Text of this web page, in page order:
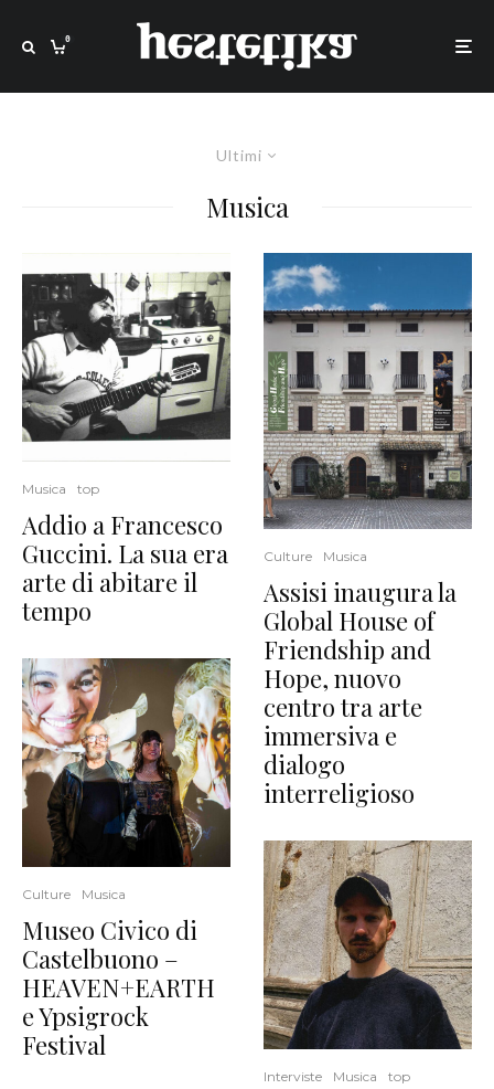
0
Ultimi
Musica
Musica top
Addio a Francesco
Guccini. La sua era
arte di abitare il
tempo
Culture Musica
Museo Civico di
Castelbuono –
HEAVEN+EARTH
e Ypsigrock
Festival
Culture Musica
Assisi inaugura la
Global House of
Friendship and
Hope, nuovo
centro tra arte
immersiva e
dialogo
interreligioso
Interviste Musica top